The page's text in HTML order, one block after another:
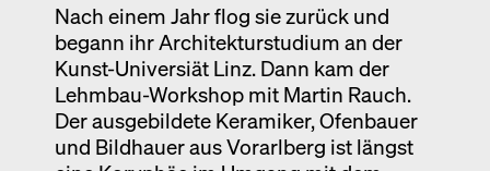
Nach einem Jahr flog sie zurück und
begann ihr Architekturstudium an der
Kunst-Universiät Linz. Dann kam der
Lehmbau-Workshop mit Martin Rauch.
Der ausgebildete Keramiker, Ofenbauer
und Bildhauer aus Vorarlberg ist längst